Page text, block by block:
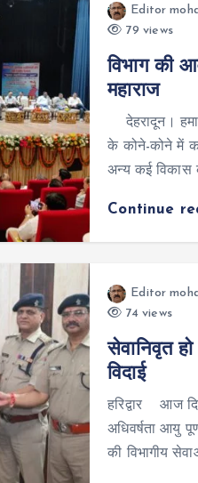
Editor
79 views
विभाग की
महाराज
देहरादून। हमारे
के कोने-कोने में
अन्य कई विकास
Continue
Editor
74 views
सेवानिवृत हो
विदाई
हरिद्वार आज
अधिवर्षता आयु
की विभागीय